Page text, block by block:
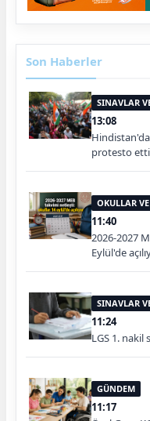
Son Haberler
SINAVLAR
13:08
protesto etti
OKULLAR
11:40
2026-2027
Eylül'de
SINAVLAR
11:24
LGS 1. nakil
GÜNDEM
11:17